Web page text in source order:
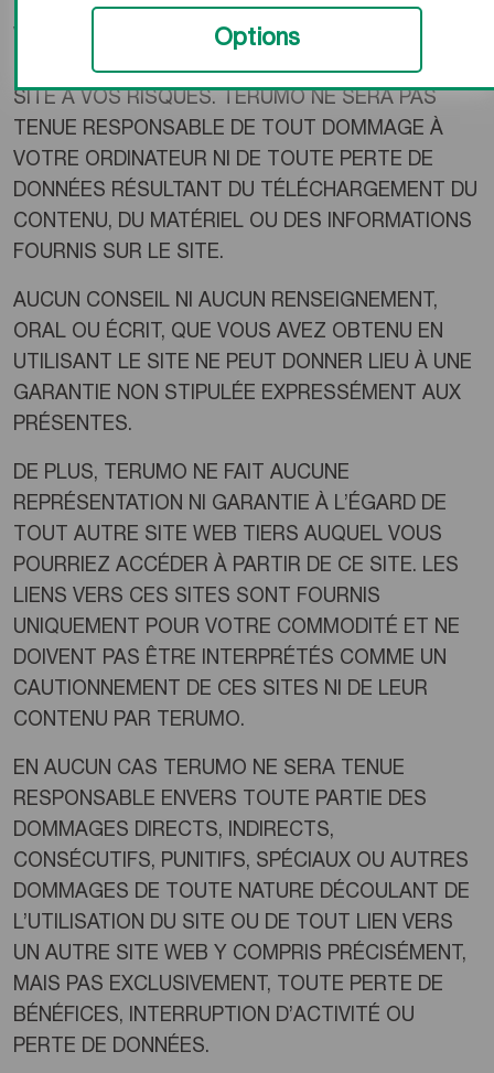
VOUS POUVEZ TÉLÉCHARGER OU UTILISER DE
TOUTE AUTRE MANIÈRE TOUT LE CONTENU DU
SITE À VOS RISQUES. TERUMO NE SERA PAS
TENUE RESPONSABLE DE TOUT DOMMAGE À
VOTRE ORDINATEUR NI DE TOUTE PERTE DE
DONNÉES RÉSULTANT DU TÉLÉCHARGEMENT DU
CONTENU, DU MATÉRIEL OU DES INFORMATIONS
FOURNIS SUR LE SITE.
AUCUN CONSEIL NI AUCUN RENSEIGNEMENT,
ORAL OU ÉCRIT, QUE VOUS AVEZ OBTENU EN
UTILISANT LE SITE NE PEUT DONNER LIEU À UNE
GARANTIE NON STIPULÉE EXPRESSÉMENT AUX
PRÉSENTES.
DE PLUS, TERUMO NE FAIT AUCUNE
REPRÉSENTATION NI GARANTIE À L’ÉGARD DE
TOUT AUTRE SITE WEB TIERS AUQUEL VOUS
POURRIEZ ACCÉDER À PARTIR DE CE SITE. LES
LIENS VERS CES SITES SONT FOURNIS
UNIQUEMENT POUR VOTRE COMMODITÉ ET NE
DOIVENT PAS ÊTRE INTERPRÉTÉS COMME UN
CAUTIONNEMENT DE CES SITES NI DE LEUR
CONTENU PAR TERUMO.
EN AUCUN CAS TERUMO NE SERA TENUE
RESPONSABLE ENVERS TOUTE PARTIE DES
DOMMAGES DIRECTS, INDIRECTS,
CONSÉCUTIFS, PUNITIFS, SPÉCIAUX OU AUTRES
DOMMAGES DE TOUTE NATURE DÉCOULANT DE
L’UTILISATION DU SITE OU DE TOUT LIEN VERS
UN AUTRE SITE WEB Y COMPRIS PRÉCISÉMENT,
MAIS PAS EXCLUSIVEMENT, TOUTE PERTE DE
BÉNÉFICES, INTERRUPTION D’ACTIVITÉ OU
PERTE DE DONNÉES.
Options